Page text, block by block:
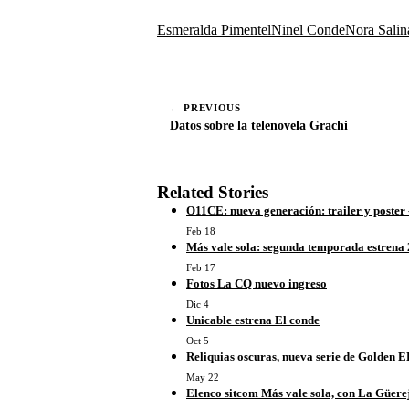
a
n
Esmeralda PimentelNinel CondeNora
← PREVIOUS
Datos sobre la telenovela Grachi
Related Stories
O11CE: nueva generación: trailer y poster
Feb 18
Más vale sola: segunda temporada estrena
Feb 17
Fotos La CQ nuevo ingreso
Dic 4
Unicable estrena El conde
Oct 5
Reliquias oscuras, nueva serie de Golden
May 22
Elenco sitcom Más vale sola, con La